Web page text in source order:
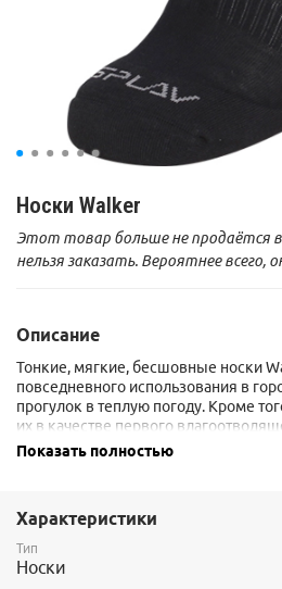
Носки Walker
Этот товар больше не продаётся в
нельзя заказать. Вероятнее всего,
Описание
Тонкие, мягкие, бесшовные носки
повседневного использования в
прогулок в теплую погоду. Кроме
их в качестве первого
треккинговые носки.
придают носкам мягкость и
антибактериальными свойствами, что
накоплению неприятного запаха.
Показать полностью
Характеристики
Тип
Носки